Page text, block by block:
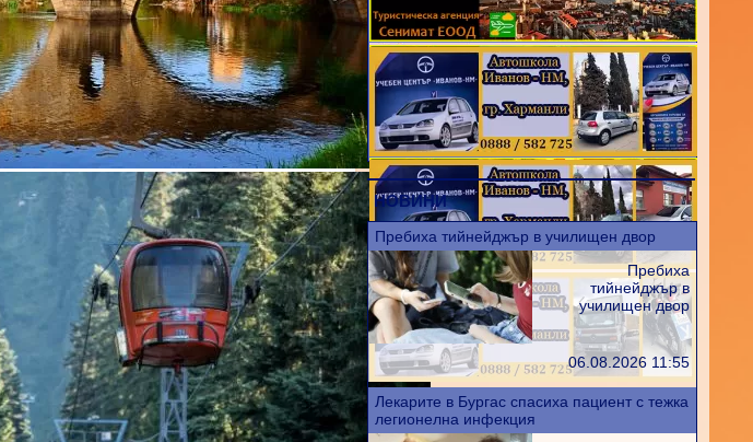
ж.к. Овча купел, ул.
красотата, комфорта и
овча купел,зала за бойни
,предпочитан спортен център овча
софия,препоръчан фитнес център
купел салон за красота овча купел,
център славия спортес,спортен
купел
уелнес център славия
залата славия спортес,фитнес и
славия спортес
бул. Президент
от народни носии,
НОВИНИ
Пребиха тийнейджър в училищен двор
Пребиха
тийнейджър в
училищен двор
06.08.2026 11:55
Лекарите в Бургас спасиха пациент с тежка
легионелна инфекция